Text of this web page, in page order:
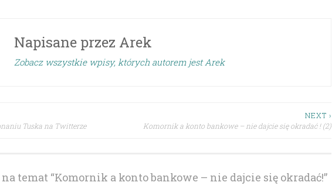
Napisane przez Arek
Zobacz wszystkie wpisy, których autorem jest Arek
Tuska na Twitterze
NEXT ›
Komornik a konto bankowe – nie dajcie się okradać ! (2)
temat “Komornik a konto bankowe – nie dajcie się okradać!”